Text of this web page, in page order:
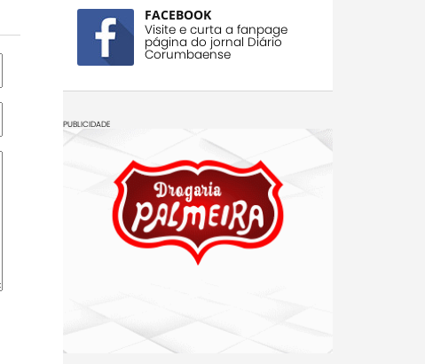
FACEBOOK
Visite e curta a fanpage
página do jornal Diário
Corumbaense
PUBLICIDADE